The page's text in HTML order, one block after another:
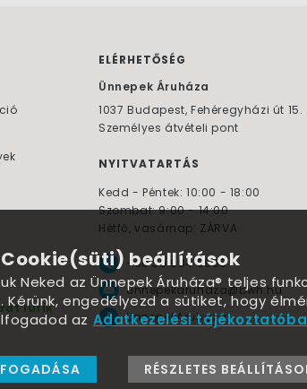
lufik
ELÉRHETŐSÉG
Ünnepek Áruháza
1037 Budapest, Fehéregyházi út 15.
Személyes átvételi pont
NYITVATARTÁS
Kedd - Péntek: 10:00 - 18:00
Szombat: 9:00 - 14:00
Hétfő, vasárnap: ZÁRVA
+36 30 984 6955
unnepekaruhaza@bwh.hu
UnnepekAruhaza
Cookie(süti) beállítások
Neked az Ünnepek Áruháza® teljes
engedélyezd a sütiket, hogy
az Adatkezelési
RÉSZLETES